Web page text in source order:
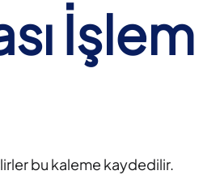
İşlem
bu kaleme kaydedilir.